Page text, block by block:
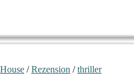
/Rezension /thriller